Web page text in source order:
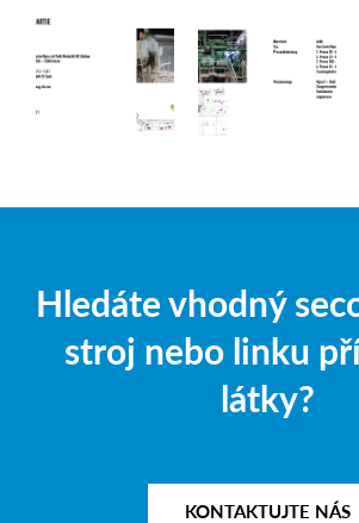
Hledáte vhodný
stroj nebo linku
látky?
KONTAKTUJTE NÁS